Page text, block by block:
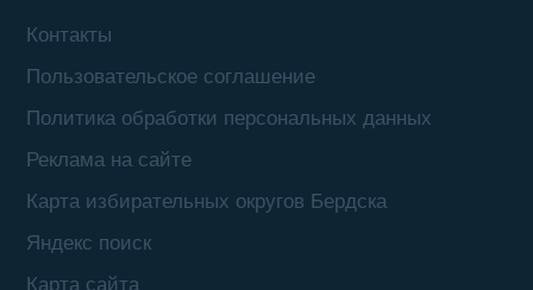
Контакты
Пользовательское соглашение
Политика обработки персональных данных
Реклама на сайте
Карта избирательных округов Бердска
Яндекс поиск
Карта сайта